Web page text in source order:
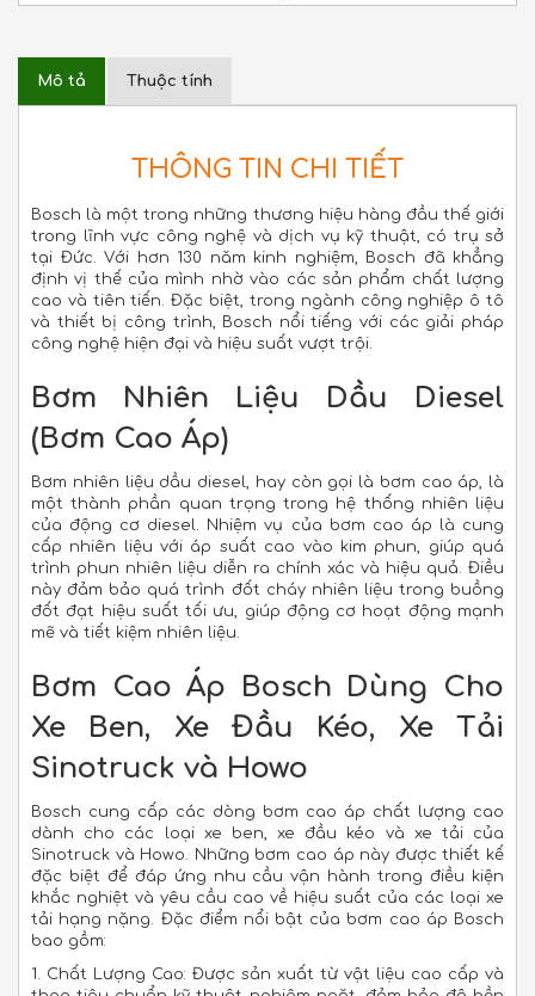
Mô tả Thuộc tính
THÔNG TIN CHI TIẾT
Bosch là một trong những thương hiệu hàng đầu thế giới
trong lĩnh vực công nghệ và dịch vụ kỹ thuật, có trụ sở
tại Đức. Với hơn 130 năm kinh nghiệm, Bosch đã khẳng
định vị thế của mình nhờ vào các sản phẩm chất lượng
cao và tiên tiến. Đặc biệt, trong ngành công nghiệp ô tô
và thiết bị công trình, Bosch nổi tiếng với các giải pháp
công nghệ hiện đại và hiệu suất vượt trội.
Bơm Nhiên Liệu Dầu Diesel
(Bơm Cao Áp)
Bơm nhiên liệu dầu diesel, hay còn gọi là bơm cao áp, là
một thành phần quan trọng trong hệ thống nhiên liệu
của động cơ diesel. Nhiệm vụ của bơm cao áp là cung
cấp nhiên liệu với áp suất cao vào kim phun, giúp quá
trình phun nhiên liệu diễn ra chính xác và hiệu quả. Điều
này đảm bảo quá trình đốt cháy nhiên liệu trong buồng
đốt đạt hiệu suất tối ưu, giúp động cơ hoạt động mạnh
mẽ và tiết kiệm nhiên liệu.
Bơm Cao Áp Bosch Dùng Cho
Xe Ben, Xe Đầu Kéo, Xe Tải
Sinotruck và Howo
Bosch cung cấp các dòng bơm cao áp chất lượng cao
dành cho các loại xe ben, xe đầu kéo và xe tải của
Sinotruck và Howo. Những bơm cao áp này được thiết kế
đặc biệt để đáp ứng nhu cầu vận hành trong điều kiện
khắc nghiệt và yêu cầu cao về hiệu suất của các loại xe
tải hạng nặng. Đặc điểm nổi bật của bơm cao áp Bosch
bao gồm:
1. Chất Lượng Cao: Được sản xuất từ vật liệu cao cấp và